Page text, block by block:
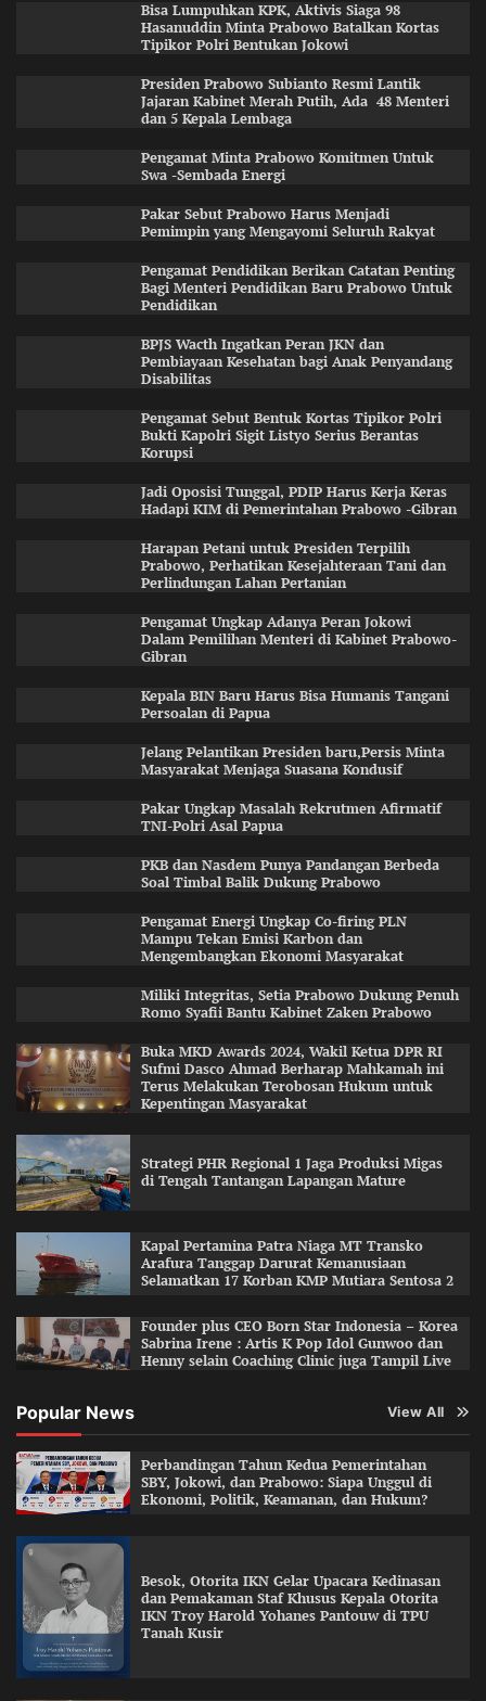
Bisa Lumpuhkan KPK, Aktivis Siaga 98
Hasanuddin Minta Prabowo Batalkan Kortas
Tipikor Polri Bentukan Jokowi
Presiden Prabowo Subianto Resmi Lantik
Jajaran Kabinet Merah Putih, Ada 48 Menteri
dan 5 Kepala Lembaga
Pengamat Minta Prabowo Komitmen Untuk
Swa -Sembada Energi
Pakar Sebut Prabowo Harus Menjadi
Pemimpin yang Mengayomi Seluruh Rakyat
Pengamat Pendidikan Berikan Catatan Penting
Bagi Menteri Pendidikan Baru Prabowo Untuk
Pendidikan
BPJS Wacth Ingatkan Peran JKN dan
Pembiayaan Kesehatan bagi Anak Penyandang
Disabilitas
Pengamat Sebut Bentuk Kortas Tipikor Polri
Bukti Kapolri Sigit Listyo Serius Berantas
Korupsi
Jadi Oposisi Tunggal, PDIP Harus Kerja Keras
Hadapi KIM di Pemerintahan Prabowo -Gibran
Harapan Petani untuk Presiden Terpilih
Prabowo, Perhatikan Kesejahteraan Tani dan
Perlindungan Lahan Pertanian
Pengamat Ungkap Adanya Peran Jokowi
Dalam Pemilihan Menteri di Kabinet Prabowo-
Gibran
Kepala BIN Baru Harus Bisa Humanis Tangani
Persoalan di Papua
Jelang Pelantikan Presiden baru,Persis Minta
Masyarakat Menjaga Suasana Kondusif
Pakar Ungkap Masalah Rekrutmen Afirmatif
TNI-Polri Asal Papua
PKB dan Nasdem Punya Pandangan Berbeda
Soal Timbal Balik Dukung Prabowo
Pengamat Energi Ungkap Co-firing PLN
Mampu Tekan Emisi Karbon dan
Mengembangkan Ekonomi Masyarakat
Miliki Integritas, Setia Prabowo Dukung Penuh
Romo Syafii Bantu Kabinet Zaken Prabowo
Buka MKD Awards 2024, Wakil Ketua DPR RI
Sufmi Dasco Ahmad Berharap Mahkamah ini
Terus Melakukan Terobosan Hukum untuk
Kepentingan Masyarakat
Strategi PHR Regional 1 Jaga Produksi Migas
di Tengah Tantangan Lapangan Mature
Kapal Pertamina Patra Niaga MT Transko
Arafura Tanggap Darurat Kemanusiaan
Selamatkan 17 Korban KMP Mutiara Sentosa 2
Founder plus CEO Born Star Indonesia – Korea
Sabrina Irene : Artis K Pop Idol Gunwoo dan
Henny selain Coaching Clinic juga Tampil Live
Popular News View All
Perbandingan Tahun Kedua Pemerintahan
SBY, Jokowi, dan Prabowo: Siapa Unggul di
Ekonomi, Politik, Keamanan, dan Hukum?
Besok, Otorita IKN Gelar Upacara Kedinasan
dan Pemakaman Staf Khusus Kepala Otorita
IKN Troy Harold Yohanes Pantouw di TPU
Tanah Kusir